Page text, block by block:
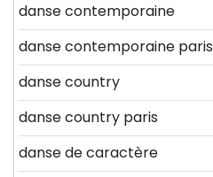
danse contemporaine
danse contemporaine paris
danse country
danse country paris
danse de caractère